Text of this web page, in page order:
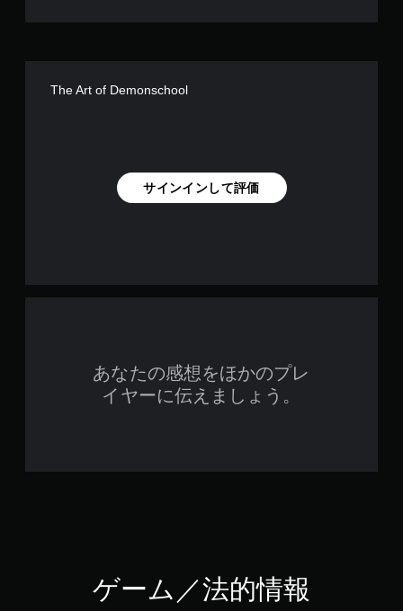
The Art of Demonschool
サインインして評価
あなたの感想をほかのプレ
イヤーに伝えましょう。
ゲーム／法的情報